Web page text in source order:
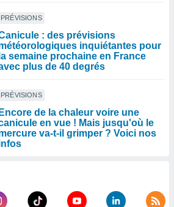
PRÉVISIONS
: des prévisions
inquiétantes pour
la semaine prochaine en France
plus de 40 degrés
PRÉVISIONS
Encore de la chaleur voire une
en vue ! Mais jusqu'où le
va-t-il grimper ? Voici nos